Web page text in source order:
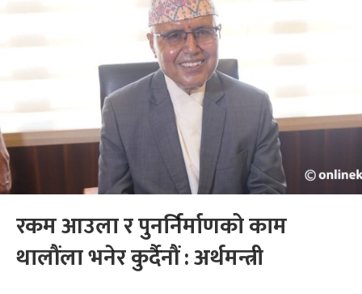
रकम आउला र पुनर्निर्माणको काम
थालौंला भनेर कुर्दैनौं : अर्थमन्त्री